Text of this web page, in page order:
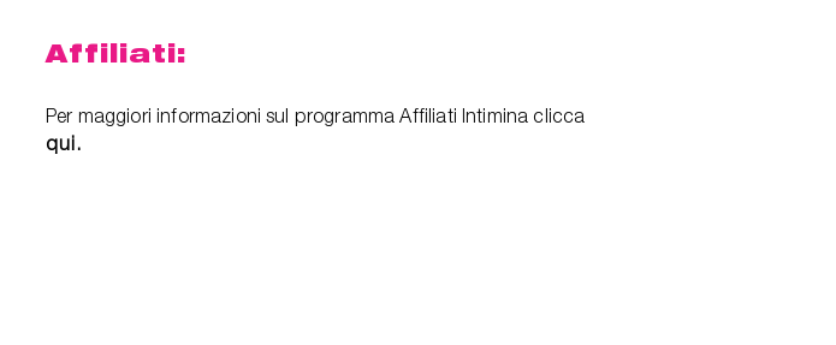
Affiliati:
Per maggiori informazioni sul programma Affiliati Intimina clicca
qui.